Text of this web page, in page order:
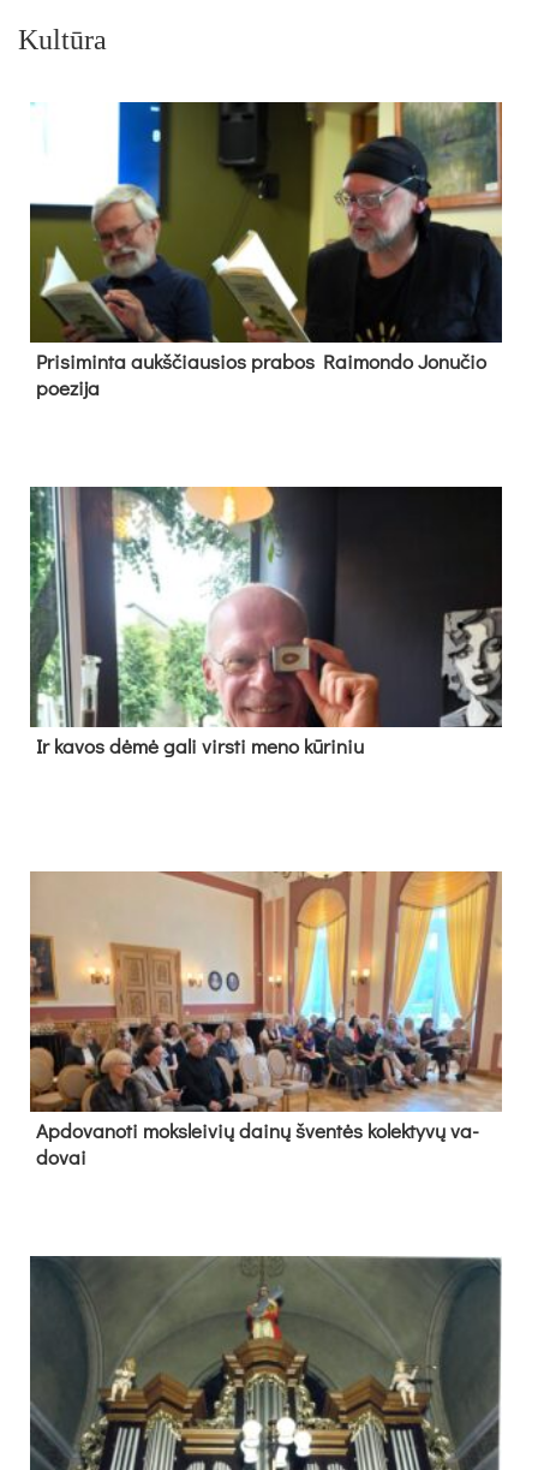
Kultūra
Pri­si­min­ta aukš­čiau­sios pra­bos Rai­mon­do Jo­nu­čio
poe­zi­ja
Ir ka­vos dė­mė ga­li virs­ti me­no kū­ri­niu
Ap­do­va­no­ti moks­lei­vių dai­nų šven­tės ko­lek­ty­vų va­
do­vai